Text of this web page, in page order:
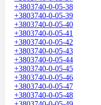
+3803740-0-05-38
+3803740-0-05-39
+3803740-0-05-40
+3803740-0-05-41
+3803740-0-05-42
+3803740-0-05-43
+3803740-0-05-44
+3803740-0-05-45
+3803740-0-05-46
+3803740-0-05-47
+3803740-0-05-48